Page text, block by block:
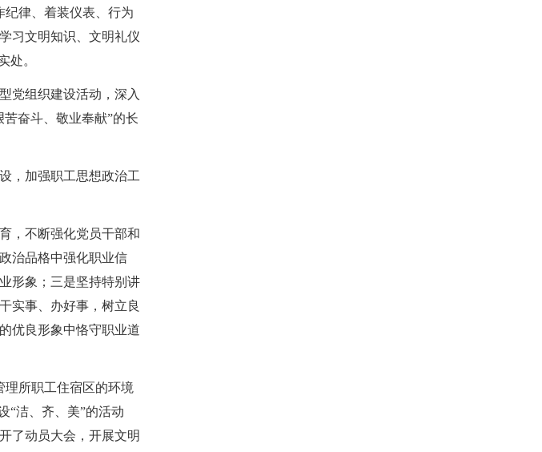
纪律、着装仪表、行为
习文明知识、文明礼仪
处。
党组织建设活动，深入
奋斗、敬业奉献”的长
，加强职工思想政治工
，不断强化党员干部和
治品格中强化职业信
形象；三是坚持特别讲
实事、办好事，树立良
优良形象中恪守职业道
理所职工住宿区的环境
“洁、齐、美”的活动
了动员大会，开展文明